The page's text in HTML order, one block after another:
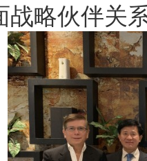
战略伙伴关